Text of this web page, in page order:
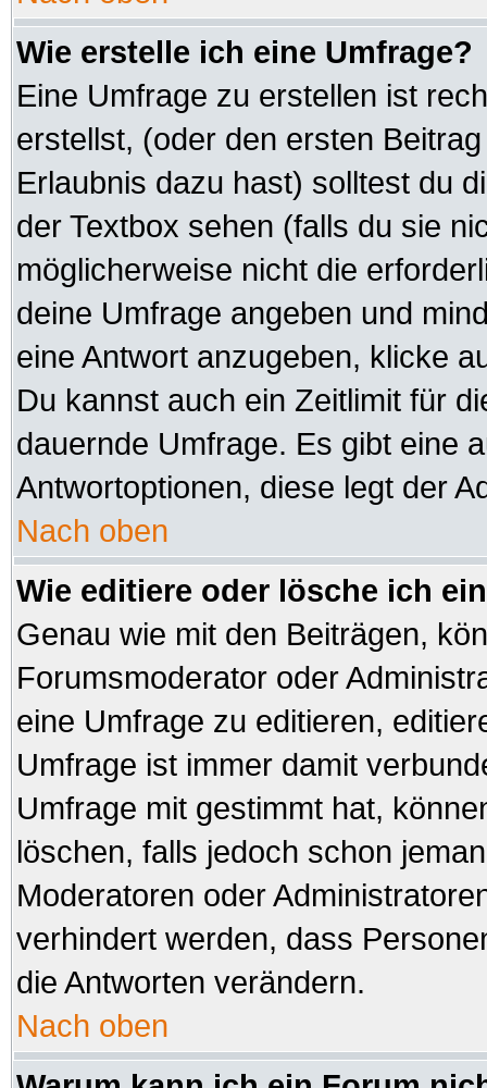
Wie erstelle ich eine Umfrage?
Eine Umfrage zu erstellen ist
erstellst, (oder den ersten
Erlaubnis dazu hast) solltest du
der Textbox sehen (falls du sie
möglicherweise nicht die
deine Umfrage angeben und
eine Antwort anzugeben, klicke
Du kannst auch ein Zeitlimit für
dauernde Umfrage. Es gibt eine
Antwortoptionen, diese legt der
Nach oben
Wie editiere oder lösche ich
Genau wie mit den Beiträgen,
Forumsmoderator oder
eine Umfrage zu editieren,
Umfrage ist immer damit
Umfrage mit gestimmt hat,
löschen, falls jedoch schon
Moderatoren oder
verhindert werden, dass
die Antworten verändern.
Nach oben